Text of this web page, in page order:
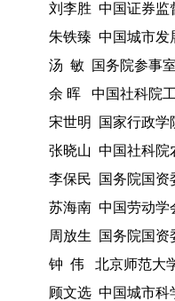
刘李胜 中国证券监
朱铁臻 中国城市发
汤 敏
国务院参事
余 晖
中国社科院
宋世明
国家行政学
张晓山 中国社科院
李保民
国务院国资
苏海南 中国劳动学
周放生
国务院国资
钟 伟
北京师范大
顾文选 中国城市科